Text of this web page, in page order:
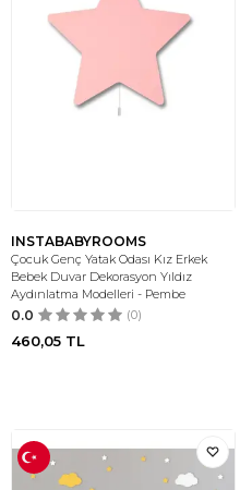
INSTABABYROOMS
Çocuk Genç Yatak Odası Kız Erkek
Bebek Duvar Dekorasyon Yıldız
Aydınlatma Modelleri - Pembe
0.0 (0)
460,05 TL